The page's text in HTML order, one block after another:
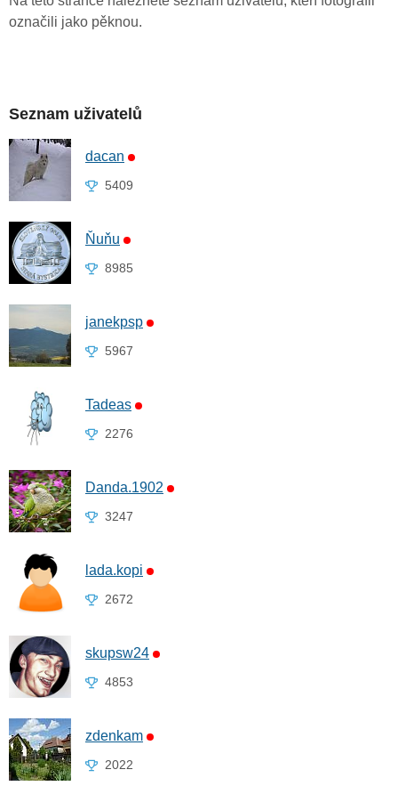
označili jako pěknou.
Seznam uživatelů
dacan
5409
Ňuňu
8985
janekpsp
5967
Tadeas
2276
Danda.1902
3247
lada.kopi
2672
skupsw24
4853
zdenkam
2022